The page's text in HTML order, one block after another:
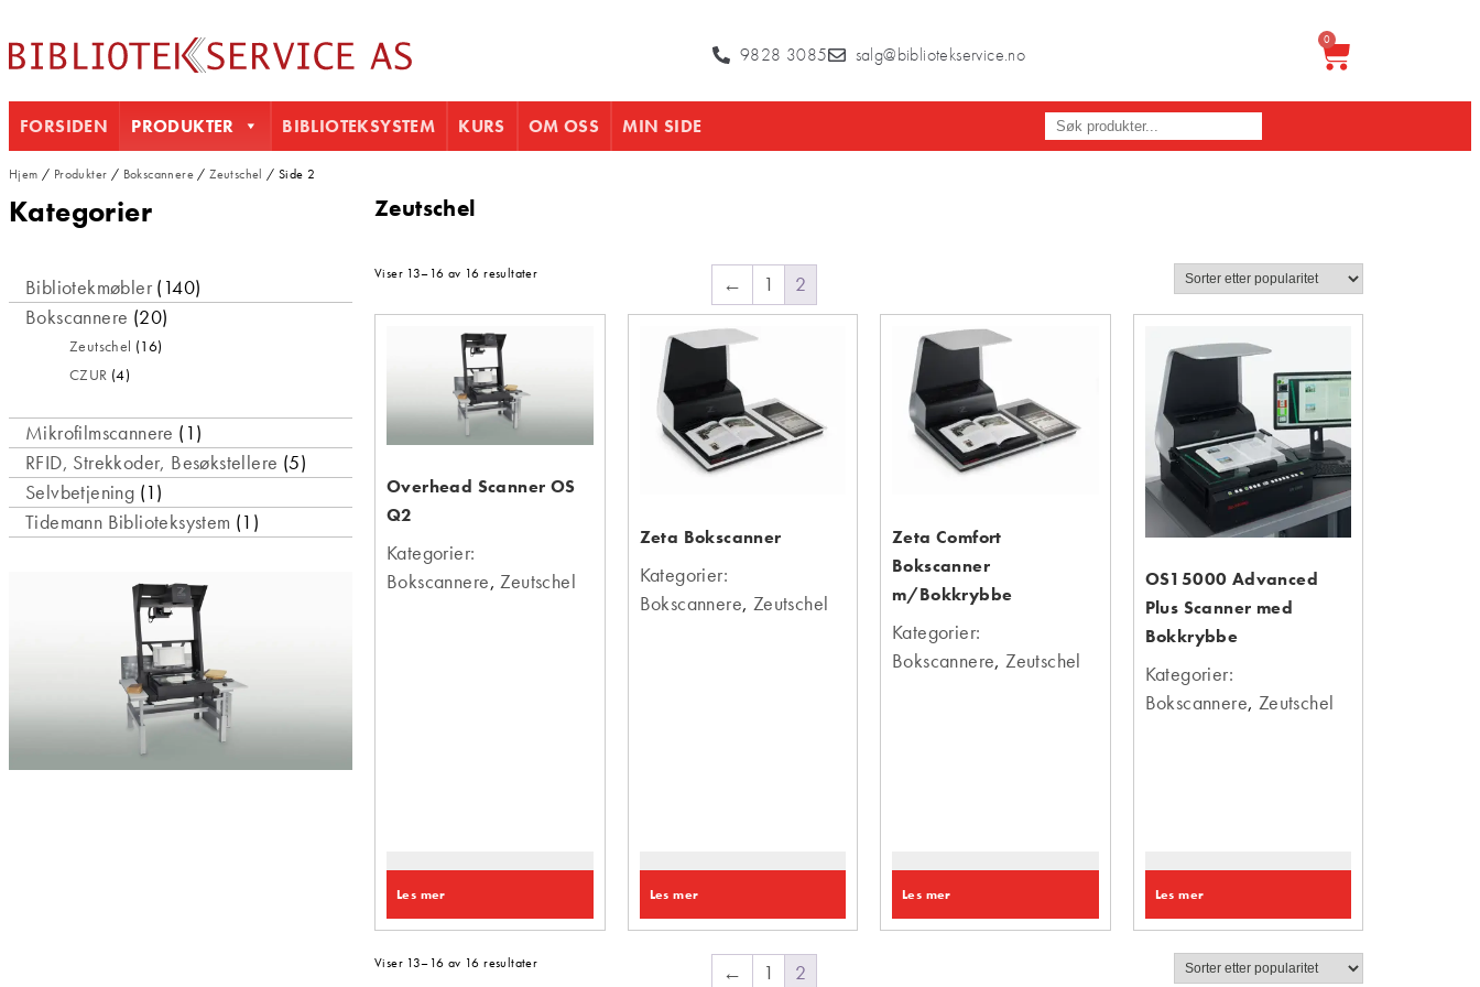
9828 3085 salg@bibliotekservice.no
0
FORSIDEN PRODUKTER BIBLIOTEKSYSTEM KURS OM OSS MIN SIDE
Hjem / Produkter / Bokscannere /Zeutschel / Side 2
Kategorier
Bibliotekmøbler (140)
Bokscannere (20)
Zeutschel (16)
CZUR (4)
Mikrofilmscannere (1)
RFID, Strekkoder, Besøkstellere (5)
Selvbetjening (1)
Tidemann Biblioteksystem (1)
Zeutschel
← 1 2
Viser 13–16 av 16 resultater
Overhead Scanner OS
Q2
Kategorier:
Bokscannere,Zeutschel
Les mer
Zeta Bokscanner
Kategorier:
Bokscannere, Zeutschel
Les mer
Zeta Comfort
Bokscanner
m/Bokkrybbe
Kategorier:
Bokscannere,Zeutschel
Les mer
OS15000 Advanced
Plus Scanner med
Bokkrybbe
Kategorier:
Bokscannere, Zeutschel
Les mer
← 1 2
Viser 13–16 av 16 resultater